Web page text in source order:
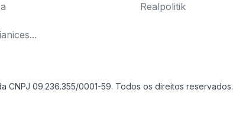
Realpolitik
09.236.355/0001-59. Todos os direitos reservados.